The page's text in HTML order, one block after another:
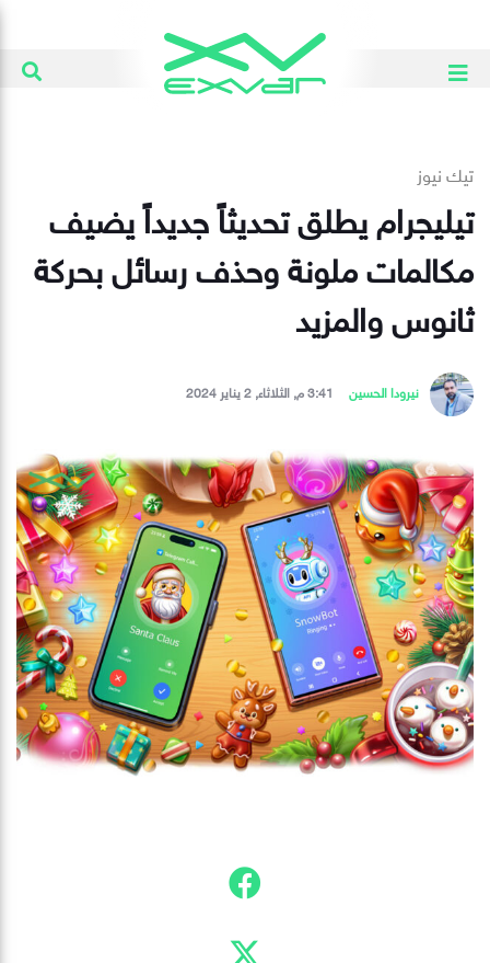
تيك نيوز
تيليجرام يطلق تحديثاً جديداً يضيف
مكالمات ملونة وحذف رسائل بحركة
ثانوس والمزيد
نيرودا الحسين 3:41 م, الثلاثاء, 2 يناير 2024